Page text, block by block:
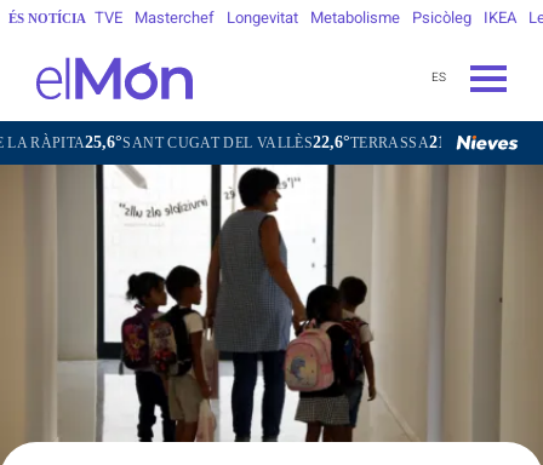
ÉS NOTÍCIA TVE Masterchef Longevitat Metabolisme Psicòleg IKEA
ES
25,6°SANT CUGAT DEL VALLÈS22,6°TERRASSA21,5°SABADELL21,9°